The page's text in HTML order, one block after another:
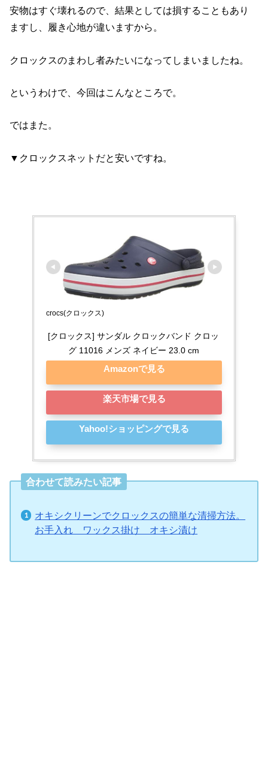
安物はすぐ壊れるので、結果としては損することもあり
ますし、履き心地が違いますから。
クロックスのまわし者みたいになってしまいましたね。
というわけで、今回はこんなところで。
ではまた。
▼クロックスネットだと安いですね。
crocs(クロックス)
[クロックス] サンダル クロックバンド クロッ
グ 11016 メンズ ネイビー 23.0 cm
Amazonで見る
楽天市場で見る
Yahoo!ショッピングで見る
合わせて読みたい記事
オキシクリーンでクロックスの簡単な清掃方法。
お手入れ ワックス掛け オキシ漬け